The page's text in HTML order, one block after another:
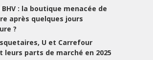
BHV : la boutique menacée de
après quelques jours
?
U et Carrefour
leurs parts de marché en 2025